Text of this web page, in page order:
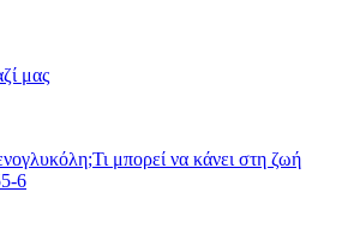
μας
μπορεί να κάνει στη ζωή
6